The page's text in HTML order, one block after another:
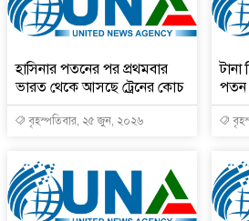
হাসিনার পতনের পর প্রথমবার
ভারত থেকে আসছে ট্রেনের কোচ
বৃহস্পতিবার, ২৫ জুন, ২০২৬
টানা
পতন